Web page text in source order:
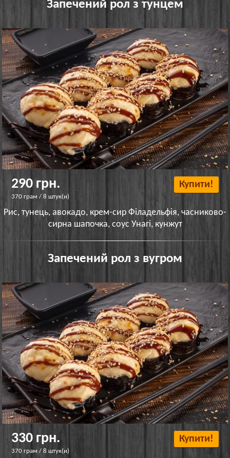
Запечений рол з тунцем
290 грн.
370 грам / 8 штук(и)
Купити!
Рис, тунець, авокадо, крем-сир Філадельфія, часниково-
сирна шапочка, соус Унагі, кунжут
Запечений рол з вугром
330 грн.
370 грам / 8 штук(и)
Купити!